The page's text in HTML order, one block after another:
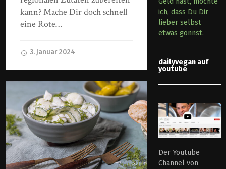
kann? Mache Dir doch schnell
eine Rote…
3. Januar 2024
ich, dass Du Dir
lieber selbst
etwas gönnst.
dailyvegan auf
youtube
Der Youtube
Channel von